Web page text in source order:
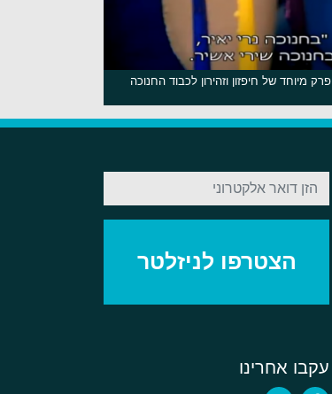
פרק מיוחד של חיפזון וזהירון לכבוד החנוכה
עקבו אחרינו